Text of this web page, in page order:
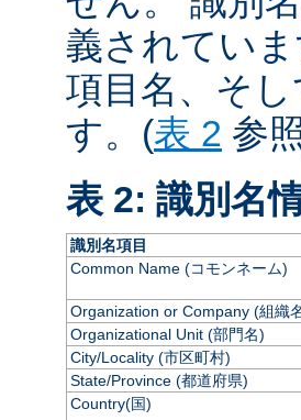
義されてい
項目名、そ
す。(表 2 参
表 2: 識別名
識別名項目
Common Name (コモンネーム)
Organization or Company (組織
Organizational Unit (部門名)
City/Locality (市区町村)
State/Province (都道府県)
Country(国)